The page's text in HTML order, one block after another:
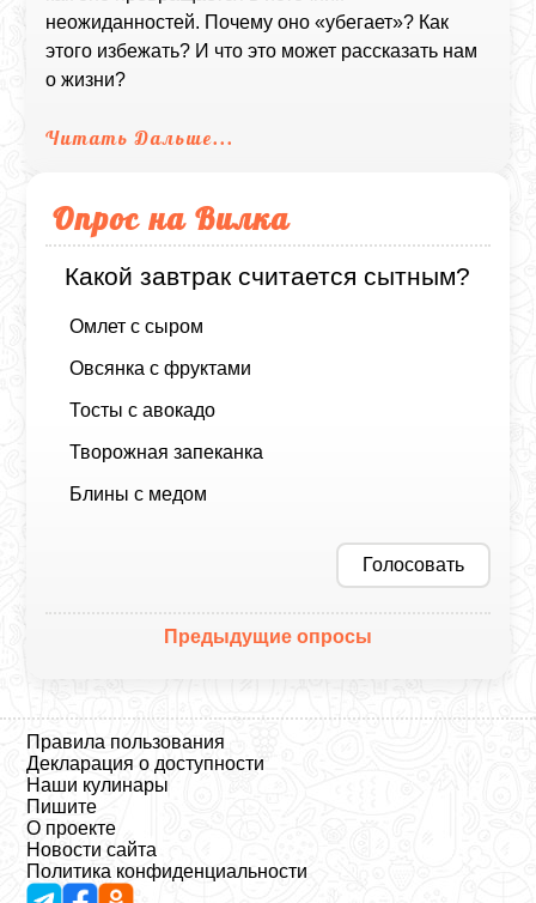
неожиданностей. Почему оно «убегает»? Как
этого избежать? И что это может рассказать нам
о жизни?
Читать Дальше...
Опрос на Вилка
Какой завтрак считается сытным?
Омлет с сыром
Овсянка с фруктами
Тосты с авокадо
Творожная запеканка
Блины с медом
Голосовать
Предыдущие опросы
Правила пользования
Декларация о доступности
Наши кулинары
Пишите
О проекте
Новости сайта
Политика конфиденциальности